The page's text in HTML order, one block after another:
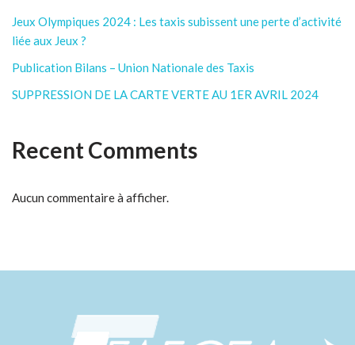
Jeux Olympiques 2024 : Les taxis subissent une perte d’activité
liée aux Jeux ?
Publication Bilans – Union Nationale des Taxis
SUPPRESSION DE LA CARTE VERTE AU 1ER AVRIL 2024
Recent Comments
Aucun commentaire à afficher.